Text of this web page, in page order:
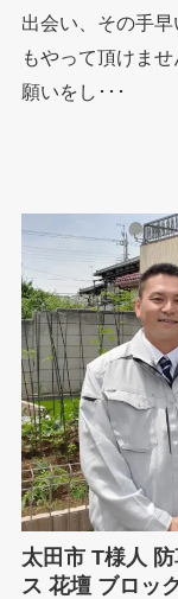
出会い、その手
もやって頂けま
願いをし･･･
太田市 T様人
ス 花壇 ブロッ